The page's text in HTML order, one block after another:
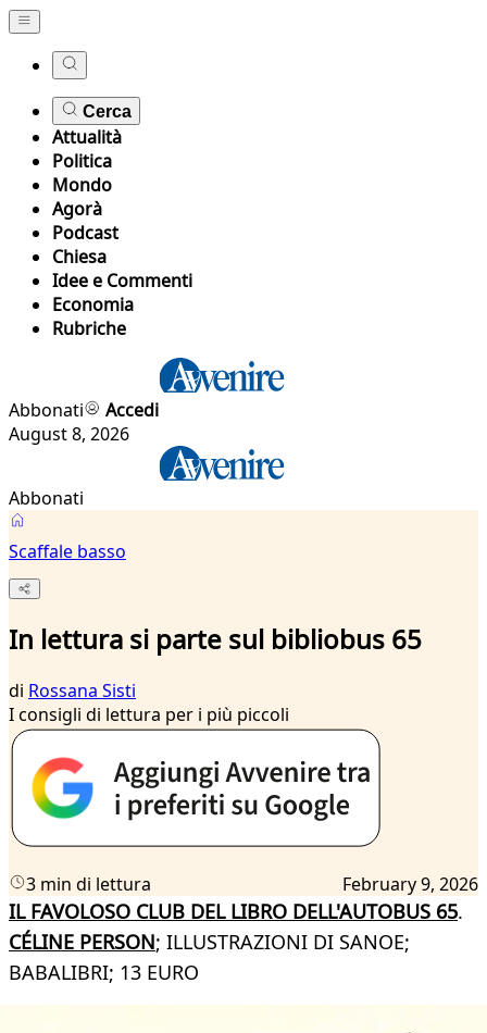
Cerca
Attualità
Politica
Mondo
Agorà
Podcast
Chiesa
Idee e Commenti
Economia
Rubriche
Abbonati
Accedi
August 8, 2026
Abbonati
Scaffale basso
In lettura si parte sul bibliobus 65
di Rossana Sisti
I consigli di lettura per i più piccoli
3 min di lettura February 9, 2026
IL FAVOLOSO CLUB DEL LIBRO DELL'AUTOBUS 65.
CÉLINE PERSON; ILLUSTRAZIONI DI SANOE;
BABALIBRI; 13 EURO